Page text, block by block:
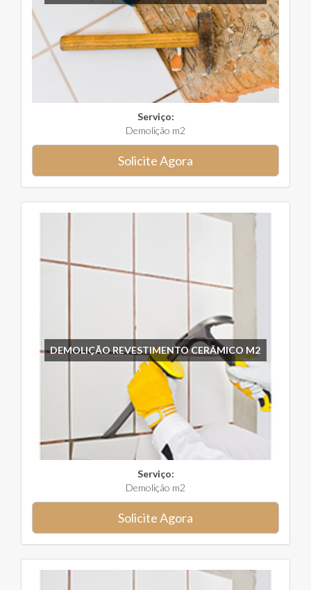
Serviço:
Demolição m2
Solicite Agora
DEMOLIÇÃO REVESTIMENTO CERÂMICO M2
Serviço:
Demolição m2
Solicite Agora